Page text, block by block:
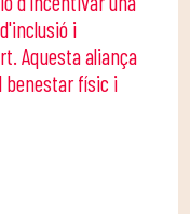
i
Aquesta aliança
benestar físic i